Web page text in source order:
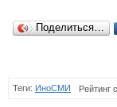
Поделиться…
Теги: ИноСМИ Рейтинг